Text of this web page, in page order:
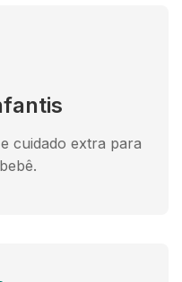
cuidado extra para